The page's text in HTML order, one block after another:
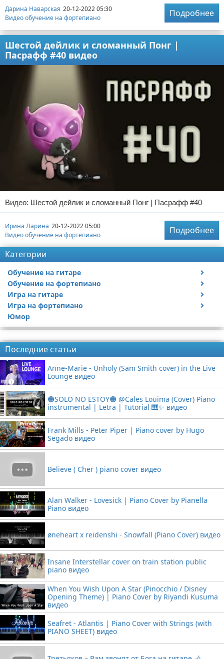
Дарина Наварская 20-12-2022 05:30
Видео обучение на фортепиано
Подробнее
Шестой дейлик и сломанный Понг |
Пасрафф #40 видео
Видео: Шестой дейлик и сломанный Понг | Пасрафф #40
Ирина Ларина 20-12-2022 05:00
Видео обучение на фортепиано
Подробнее
Категории
Обучение на гитаре
Видео обучение на гитаре
Обучение на фортепиано
Видео обучение на фортепиано
Игра на гитаре
Видео с игрой на гитаре
Статьи про гитары
Игра на фортепиано
Видео с игрой на фортепиано
Юмор
Последние статьи
Anne-Marie - Unholy (Sam Smith cover) in the Live
Lounge видео
🟠SOLO NO ESTOY🟠 @Cales Louima (Cover) Piano
instrumental | Letra | Tutorial 🎹✨ видео
Frank Mills - Peter Piper | Piano cover by Hugo
Segado видео
Believe ( Cher ) piano cover видео
Alan Walker - Lovesick | Piano Cover by Pianella
Piano видео
øneheart x reidenshi - Snowfall (Piano Cover) видео
Insane Interstellar cover on train station public
piano видео
When You Wish Upon A Star (Pinocchio / Disney
Opening Theme) | Piano Cover by Riyandi Kusuma
видео
Seafret - Atlantis | Piano Cover with Strings (with
PIANO SHEET) видео